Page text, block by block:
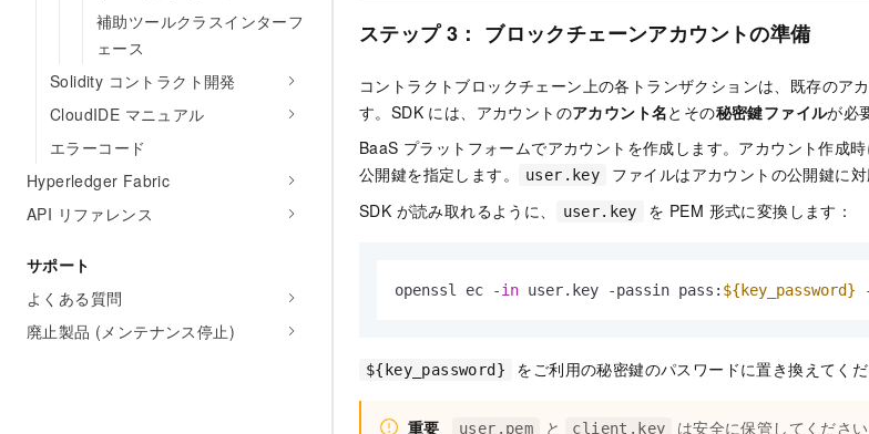
補助ツールクラスインターフ
ェース
Solidity コントラクト開発
CloudIDE マニュアル
エラーコード
Hyperledger Fabric
API リファレンス
サポート
よくある質問
廃止製品 (メンテナンス停止)
ステップ 3： ブロックチェーンアカウントの準備
コントラクトブロックチェーン上の各トランザクションは、既存のア
す。SDK には、アカウントのアカウント名とその秘密鍵ファイルが必
BaaS プラットフォームでアカウントを作成します。アカウント作成
公開鍵を指定します。
user.key
ファイルはアカウントの公開鍵に
SDK が読み取れるように、
user.key を PEM 形式に変換します：
openssl ec -in user.key -passin pass: ${key_password}
${key_password} をご利用の秘密鍵のパスワードに置き換えてくだ
重要 user.pem と client.key
は安全に保管してくださ